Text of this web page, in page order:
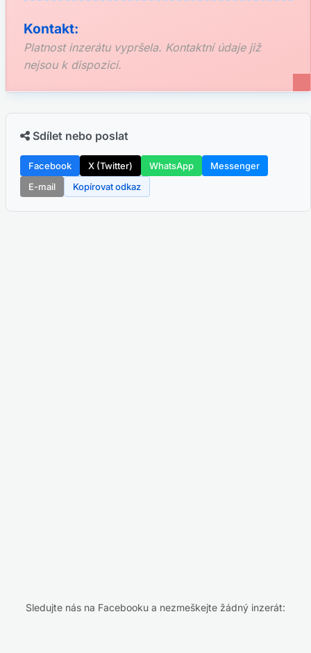
Kontakt:
Platnost inzerátu vypršela. Kontaktní údaje již
nejsou k dispozici.
Sdílet nebo poslat
Facebook X (Twitter) WhatsApp
Messenger
E-mail
Kopírovat odkaz
Sledujte nás na Facebooku a nezmeškejte žádný inzerát: